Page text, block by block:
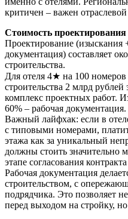
критичен – важен
Стоимость проектирования
Проектирование (изыскания
документация) составляет
строительства.
Для отеля 4★ на 100
строительства 2 млрд
комплекс проектных работ.
60% – рабочая документация.
Важный лайфхак: если в
с типовыми номерами,
этажа как за уникальный
должны стоить значительно
этапе согласования
Рабочая документация
строительством, с
подрядчика. Это позволяет
перед выходом на стройку,